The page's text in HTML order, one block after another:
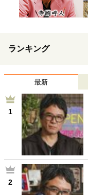
ランキング
最新
1
2